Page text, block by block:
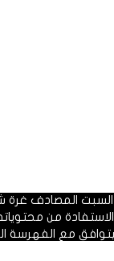
1428هـ، الموافق العشرون من
من
مع الفهرسة